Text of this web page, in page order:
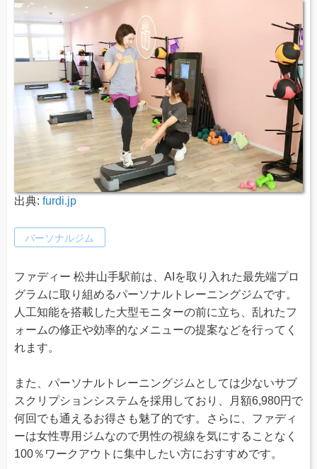
出典: furdi.jp
パーソナルジム
ファディー 松井山手駅前は、AIを取り入れた最先端プロ
グラムに取り組めるパーソナルトレーニングジムです。
人工知能を搭載した大型モニターの前に立ち、乱れたフ
ォームの修正や効率的なメニューの提案などを行ってく
れます。
また、パーソナルトレーニングジムとしては少ないサブ
スクリプションシステムを採用しており、月額6,980円で
何回でも通えるお得さも魅了的です。さらに、ファディ
ーは女性専用ジムなので男性の視線を気にすることなく
100％ワークアウトに集中したい方におすすめです。